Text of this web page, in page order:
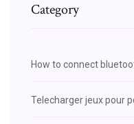
Category
How to connect
Telecharger jeux pour